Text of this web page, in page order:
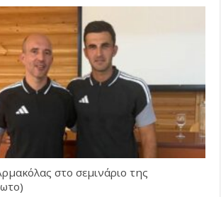
στο σεμινάριο της